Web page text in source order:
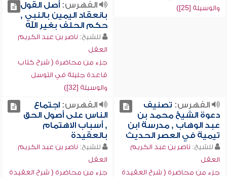
والوسيلة [25])
الفهرس:أصل القول
بانعقاد اليمين بالنبي ,
حكم الحلف بغير الله
للشيخ: ناصر بن عبد الكريم
العقل
جزء من محاضرة ( شرح كتاب
قاعدة جليلة في التوسل
والوسيلة [32])
الفهرس: تصنيف
دعوة الشيخ محمد بن
عبد الوهاب , مدرسة ابن
تيمية في العصر الحديث
للشيخ: ناصر بن عبد الكريم
العقل
جزء من محاضرة ( شرح العقيدة
الفهرس:اجتماع
الناس على أصول الحق
, أسباب الاهتمام
بالعقيدة
للشيخ: ناصر بن عبد الكريم
العقل
جزء من محاضرة ( شرح العقيدة